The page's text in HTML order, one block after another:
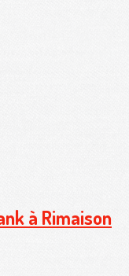
à Rimaison